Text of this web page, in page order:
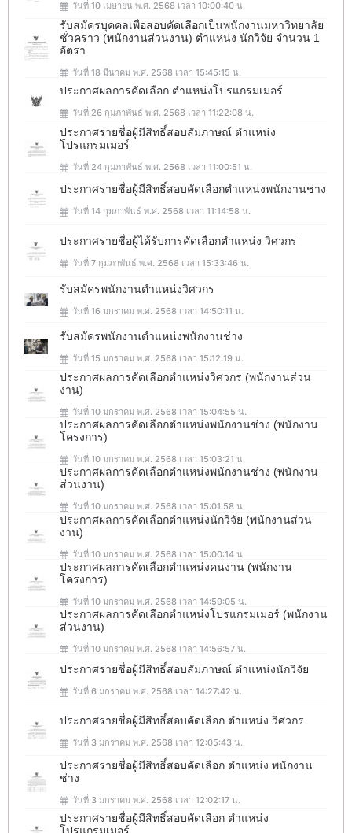
วันที่ 10 เมษายน พ.ศ. 2568 เวลา 10:00:40 น.
รับสมัครบุคคลเพื่อสอบคัดเลือกเป็นพนักงานมหาวิทยาลัย
ชั่วคราว (พนักงานส่วนงาน) ตำแหน่ง นักวิจัย จำนวน 1
อัตรา
วันที่ 18 มีนาคม พ.ศ. 2568 เวลา 15:45:15 น.
ประกาศผลการคัดเลือก ตำแหน่งโปรแกรมเมอร์
วันที่ 26 กุมภาพันธ์ พ.ศ. 2568 เวลา 11:22:08 น.
ประกาศรายชื่อผู้มีสิทธิ์สอบสัมภาษณ์ ตำแหน่ง
โปรแกรมเมอร์
วันที่ 24 กุมภาพันธ์ พ.ศ. 2568 เวลา 11:00:51 น.
ประกาศรายชื่อผู้มีสิทธิ์สอบคัดเลือกตำแหน่งพนักงานช่าง
วันที่ 14 กุมภาพันธ์ พ.ศ. 2568 เวลา 11:14:58 น.
ประกาศรายชื่อผู้ได้รับการคัดเลือกตำแหน่ง วิศวกร
วันที่ 7 กุมภาพันธ์ พ.ศ. 2568 เวลา 15:33:46 น.
รับสมัครพนักงานตำแหน่งวิศวกร
วันที่ 16 มกราคม พ.ศ. 2568 เวลา 14:50:11 น.
รับสมัครพนักงานตำแหน่งพนักงานช่าง
วันที่ 15 มกราคม พ.ศ. 2568 เวลา 15:12:19 น.
ประกาศผลการคัดเลือกตำแหน่งวิศวกร (พนักงานส่วน
งาน)
วันที่ 10 มกราคม พ.ศ. 2568 เวลา 15:04:55 น.
ประกาศผลการคัดเลือกตำแหน่งพนักงานช่าง (พนักงาน
โครงการ)
วันที่ 10 มกราคม พ.ศ. 2568 เวลา 15:03:21 น.
ประกาศผลการคัดเลือกตำแหน่งพนักงานช่าง (พนักงาน
ส่วนงาน)
วันที่ 10 มกราคม พ.ศ. 2568 เวลา 15:01:58 น.
ประกาศผลการคัดเลือกตำแหน่งนักวิจัย (พนักงานส่วน
งาน)
วันที่ 10 มกราคม พ.ศ. 2568 เวลา 15:00:14 น.
ประกาศผลการคัดเลือกตำแหน่งคนงาน (พนักงาน
โครงการ)
วันที่ 10 มกราคม พ.ศ. 2568 เวลา 14:59:05 น.
ประกาศผลการคัดเลือกตำแหน่งโปรแกรมเมอร์ (พนักงาน
ส่วนงาน)
วันที่ 10 มกราคม พ.ศ. 2568 เวลา 14:56:57 น.
ประกาศรายชื่อผู้มีสิทธิ์สอบสัมภาษณ์ ตำแหน่งนักวิจัย
วันที่ 6 มกราคม พ.ศ. 2568 เวลา 14:27:42 น.
ประกาศรายชื่อผู้มีสิทธิ์สอบคัดเลือก ตำแหน่ง วิศวกร
วันที่ 3 มกราคม พ.ศ. 2568 เวลา 12:05:43 น.
ประกาศรายชื่อผู้มีสิทธิ์สอบคัดเลือก ตำแหน่ง พนักงาน
ช่าง
วันที่ 3 มกราคม พ.ศ. 2568 เวลา 12:02:17 น.
ประกาศรายชื่อผู้มีสิทธิ์สอบคัดเลือก ตำแหน่ง
โปรแกรมเมอร์